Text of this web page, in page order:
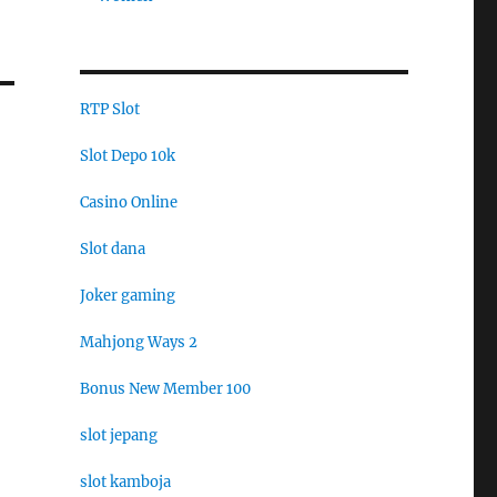
RTP Slot
Slot Depo 10k
Casino Online
Slot dana
Joker gaming
Mahjong Ways 2
Bonus New Member 100
slot jepang
slot kamboja